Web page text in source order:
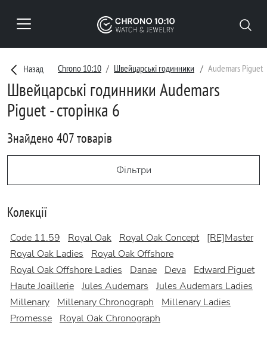
Назад Chrono 10:10 Швейцарські годинники Audemars Piguet
Швейцарські годинники Audemars
Piguet - сторінка 6
Знайдено 407 товарів
Фільтри
Колекції
Code 11.59 Royal Oak Royal Oak Concept
[RE]Master
Royal Oak Ladies
Royal Oak Offshore
Royal Oak Offshore Ladies
Danae Deva
Edward Piguet
Haute Joaillerie Jules Audemars
Jules Audemars Ladies
Millenary
Millenary Chronograph
Millenary Ladies
Promesse
Royal Oak Chronograph